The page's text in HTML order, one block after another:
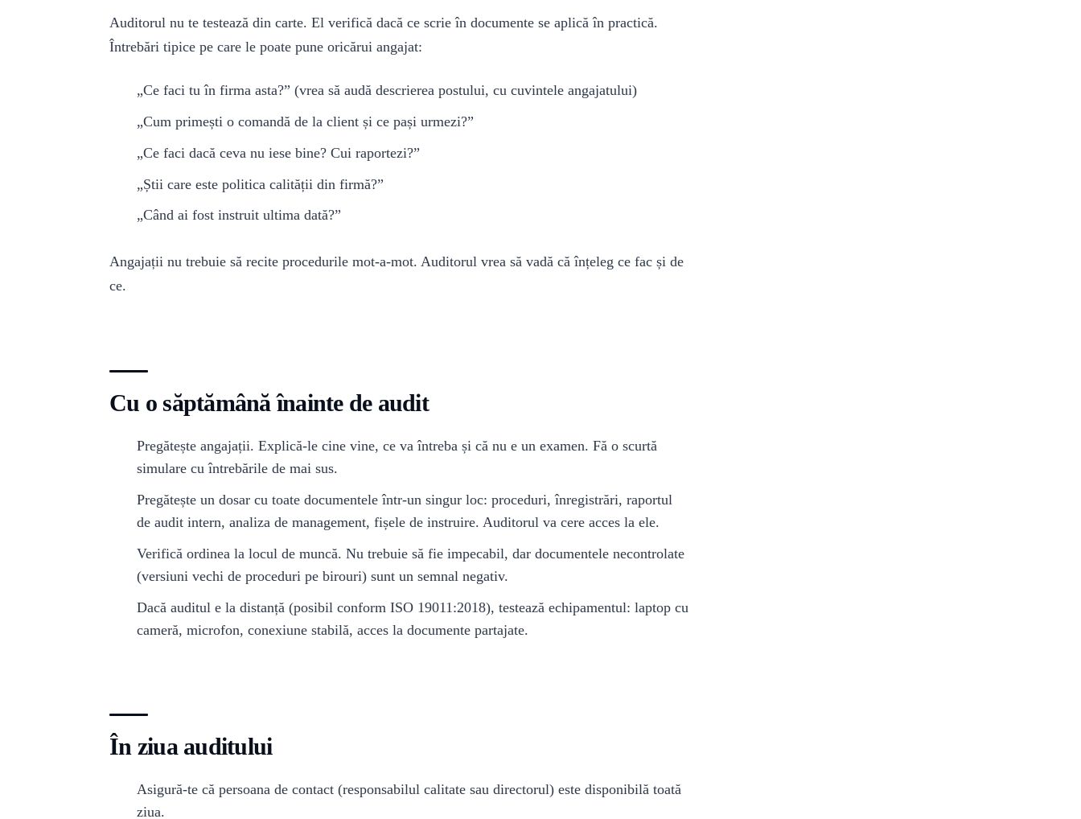
Auditorul nu te testează din carte. El verifică dacă ce scrie în documente se aplică în practică.
Întrebări tipice pe care le poate pune oricărui angajat:
„Ce faci tu în firma asta?” (vrea să audă descrierea postului, cu cuvintele angajatului)
„Cum primești o comandă de la client și ce pași urmezi?”
„Ce faci dacă ceva nu iese bine? Cui raportezi?”
„Știi care este politica calității din firmă?”
„Când ai fost instruit ultima dată?”
Angajații nu trebuie să recite procedurile mot-a-mot. Auditorul vrea să vadă că înțeleg ce fac și de
ce.
Cu o săptămână înainte de audit
Pregătește angajații. Explică-le cine vine, ce va întreba și că nu e un examen. Fă o scurtă
simulare cu întrebările de mai sus.
Pregătește un dosar cu toate documentele într-un singur loc: proceduri, înregistrări, raportul
de audit intern, analiza de management, fișele de instruire. Auditorul va cere acces la ele.
Verifică ordinea la locul de muncă. Nu trebuie să fie impecabil, dar documentele necontrolate
(versiuni vechi de proceduri pe birouri) sunt un semnal negativ.
Dacă auditul e la distanță (posibil conform ISO 19011:2018), testează echipamentul: laptop cu
cameră, microfon, conexiune stabilă, acces la documente partajate.
În ziua auditului
Asigură-te că persoana de contact (responsabilul calitate sau directorul) este disponibilă toată
ziua.